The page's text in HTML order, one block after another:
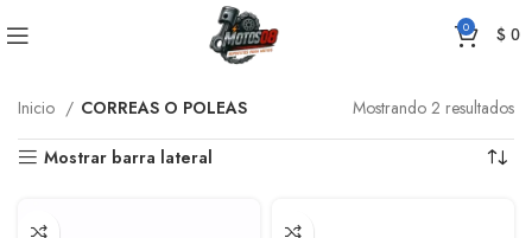
0 $0
Inicio CORREAS O POLEAS Mostrando 2 resultados
Mostrar barra lateral